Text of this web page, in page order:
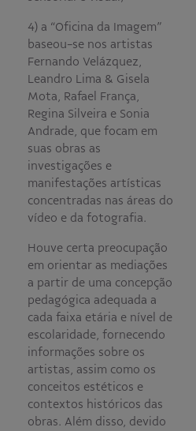
4) a “Oficina da Imagem”
baseou-se nos artistas
Fernando Velázquez,
Leandro Lima & Gisela
Mota, Rafael França,
Regina Silveira e Sonia
Andrade, que focam em
suas obras as
investigações e
manifestações artísticas
concentradas nas áreas do
vídeo e da fotografia.
Houve certa preocupação
em orientar as mediações
a partir de uma concepção
pedagógica adequada a
cada faixa etária e nível de
escolaridade, fornecendo
informações sobre os
artistas, assim como os
conceitos estéticos e
contextos históricos das
obras. Além disso, devido